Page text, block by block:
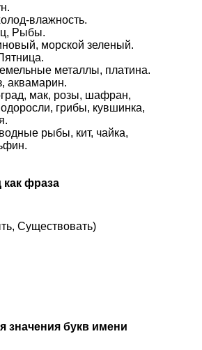
влажность.
Рыбы.
морской зеленый.
металлы, платина.
аквамарин.
мак, розы, шафран,
грибы, кувшинка,
рыбы, кит, чайка,
фраза
Существовать)
значения букв имени